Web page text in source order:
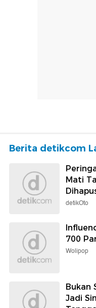
Berita detikcom
Mati
detikOto
700
Wolipop
Bukan
Jadi